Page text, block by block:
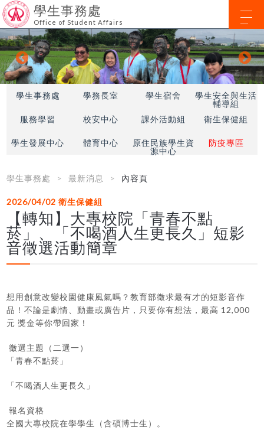
學生事務處
Office of Student Affairs
學生事務處 學務長室 學生宿舍
學生安全與生活
輔導組
服務學習
校安中心 課外活動組 衛生保健組
學生發展中心 體育中心
原住民族學生資
源中心
防疫專區
學生事務處 最新消息 內容頁
2026/04/02衛生保健組
【轉知】大專校院「青春不點
菸」、「不喝酒人生更長久」短影
音徵選活動簡章
想用創意改變校園健康風氣嗎？教育部徵求最有才的短影音作
品！不論是劇情、動畫或廣告片，只要你有想法，最高 12,000
元 獎金等你帶回家！
徵選主題（二選一）
「青春不點菸」
「不喝酒人生更長久」
報名資格
全國大專校院在學學生（含碩博士生）。